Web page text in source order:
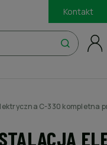
Kontakt
C-330 kompletna